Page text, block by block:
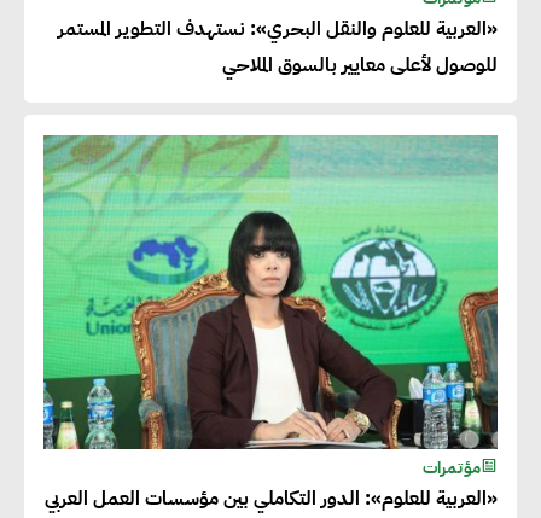
«العربية للعلوم والنقل البحري»: نستهدف التطوير المستمر
للوصول لأعلى معايير بالسوق الملاحي
مؤتمرات
«العربية للعلوم»: الدور التكاملي بين مؤسسات العمل العربي